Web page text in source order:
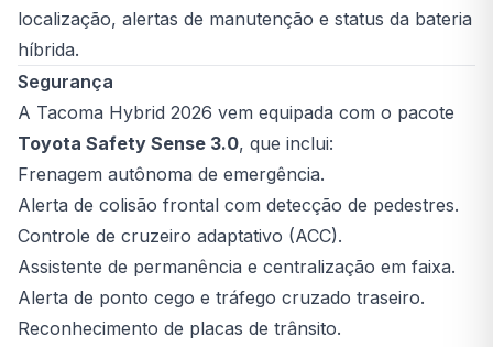
localização, alertas de manutenção e status da bateria
híbrida.
Segurança
A Tacoma Hybrid 2026 vem equipada com o pacote
Toyota Safety Sense 3.0, que inclui:
Frenagem autônoma de emergência.
Alerta de colisão frontal com detecção de pedestres.
Controle de cruzeiro adaptativo (ACC).
Assistente de permanência e centralização em faixa.
Alerta de ponto cego e tráfego cruzado traseiro.
Reconhecimento de placas de trânsito.